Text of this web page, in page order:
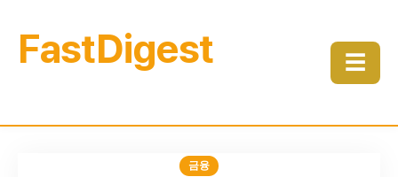
FastDigest ☰
금융